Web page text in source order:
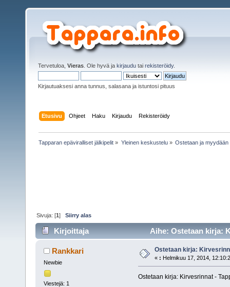
Tervetuloa, Vieras . Ole hyvä ja kirjaudu tai rekisteröidy.
Kirjautuaksesi anna tunnus, salasana ja istuntosi pituus
Etusivu Ohjeet Haku Kirjaudu Rekisteröidy
Tapparan epäviralliset jälkipelit » Yleinen keskustelu» Ostetaan ja myydään
Sivuja: [1]Siirry alas
Kirjoittaja Aihe: Ostetaan kirja:
Rankkari
Newbie
Viestejä: 1
Ostetaan kirja:
« : Helmikuu 17, 2014,
Ostetaan kirja: Kirvesrinnat -